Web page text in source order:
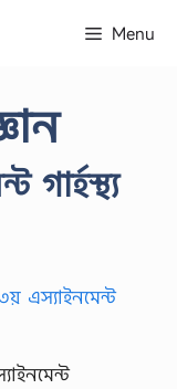
Menu
গার্হস্থ্য